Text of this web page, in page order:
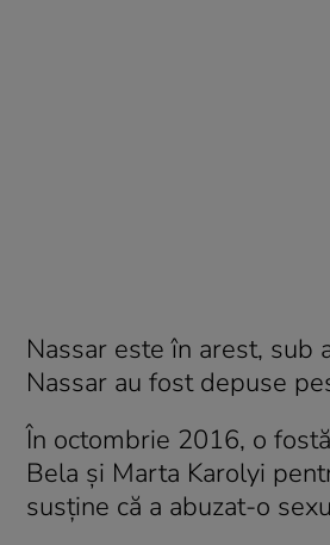
Nassar este în arest, sub
Nassar au fost depuse
În octombrie 2016, o
Bela şi Marta Karolyi
susţine că a abuzat-o